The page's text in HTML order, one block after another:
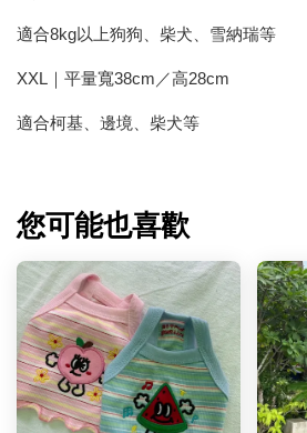
適合8kg以上狗狗、柴犬、雪納瑞等
XXL｜平量寬38cm／高28cm
適合柯基、邊境、柴犬等
您可能也喜歡